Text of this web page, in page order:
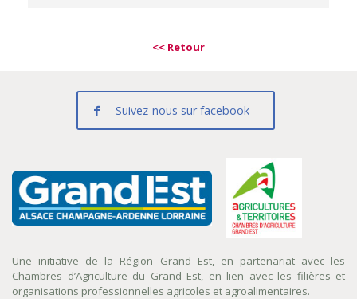
<< Retour
Suivez-nous sur facebook
Une initiative de la Région Grand Est, en partenariat avec les
Chambres d’Agriculture du Grand Est, en lien avec les filières et
organisations professionnelles agricoles et agroalimentaires.